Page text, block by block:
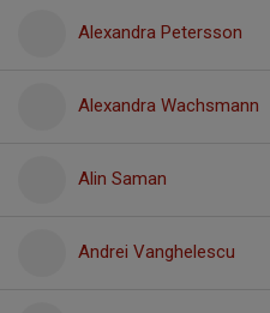
Alexandra Petersson
Alexandra Wachsmann
Alin Saman
Andrei Vanghelescu